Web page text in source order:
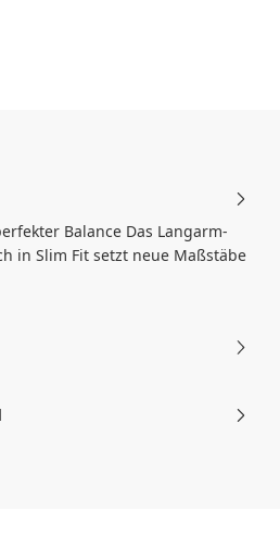
Balance Das Langarm-
in Slim Fit setzt neue Maßstäbe